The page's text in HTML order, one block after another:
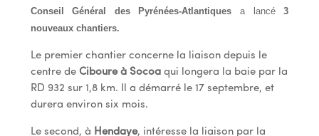
Conseil Général des Pyrénées-Atlantiques a lancé3
nouveaux chantiers.
Le premier chantier concerne la liaison depuis le
centre de Ciboure à Socoaqui longera la baie par la
RD 932 sur 1,8 km. Il a démarré le 17 septembre, et
durera environ six mois.
Le second, à Hendaye, intéresse la liaison par la